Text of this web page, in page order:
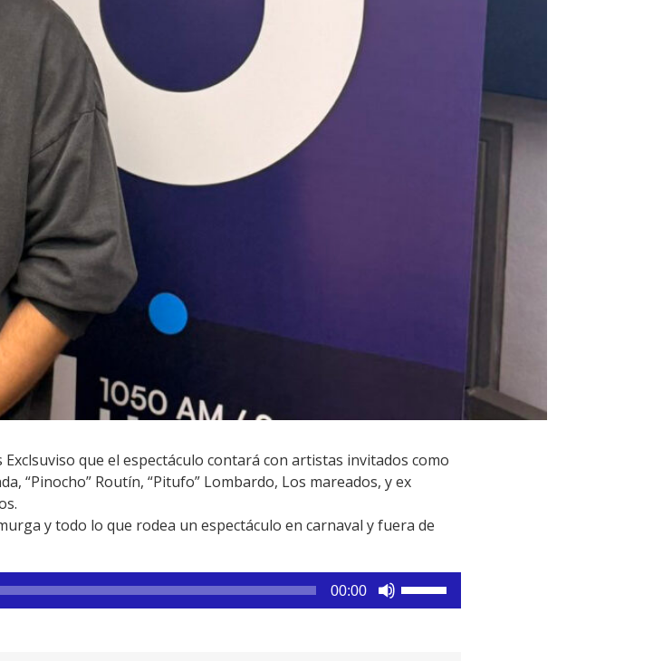
que el espectáculo contará con artistas invitados como
“Pinocho” Routín, “Pitufo” Lombardo, Los mareados, y ex
y todo lo que rodea un espectáculo en carnaval y fuera de
00:00